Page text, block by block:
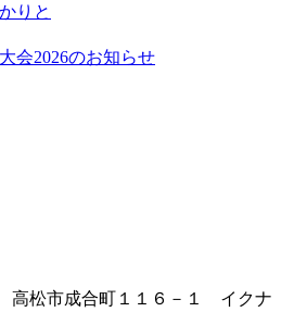
りと
会2026のお知らせ
高松市成合町１１６－１ イクナ